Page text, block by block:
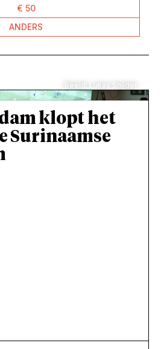
€ 50
ANDERS
Beeld: Lukas Snijder
klopt het
Surinaamse